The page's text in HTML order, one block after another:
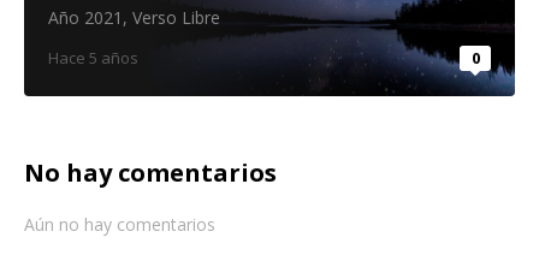
Año 2021 , Verso Libre
Hace 5 años 0
No hay comentarios
Aún no hay comentarios